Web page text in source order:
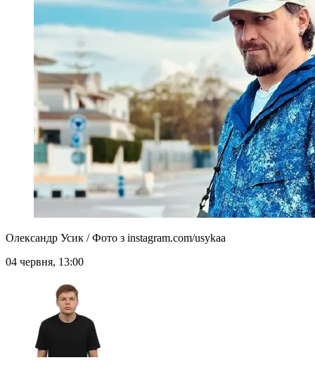
Олександр Усик / Фото з instagram.com/usykaa
04 червня, 13:00